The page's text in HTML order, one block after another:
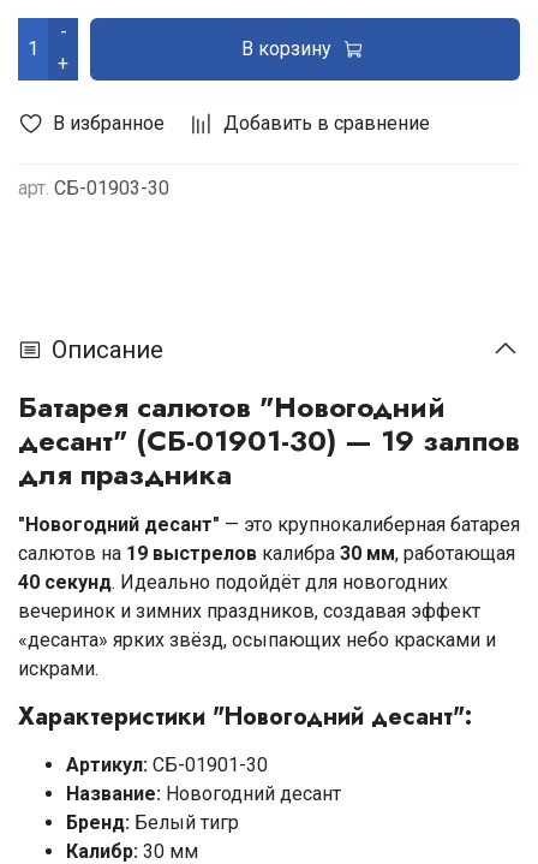
В избранное Добавить в сравнение
арт. СБ-01903-30
-
+
В корзину
Описание
Батарея салютов "Новогодний
десант" (СБ-01901-30) — 19 залпов
для праздника
"Новогодний десант" — это крупнокалиберная батарея
салютов на 19 выстрелов калибра 30 мм, работающая
40 секунд. Идеально подойдёт для новогодних
вечеринок и зимних праздников, создавая эффект
«десанта» ярких звёзд, осыпающих небо красками и
искрами.
Характеристики "Новогодний десант":
Артикул: СБ-01901-30
Название: Новогодний десант
Бренд: Белый тигр
Калибр: 30 мм